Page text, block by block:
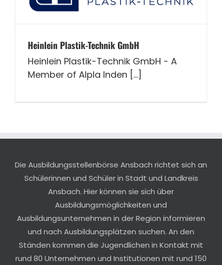
Heinlein Plastik-Technik GmbH
Heinlein Plastik-Technik GmbH - A
Member of Alpla Inden [...]
Die Ausbildungsstellenbörse Ansbach richtet sich an
Schülerinnen und Schüler in Stadt und Landkreis
Ansbach. Hier können sie sich über
Ausbildungsmöglichkeiten und
Ausbildungsunternehmen in der Region informieren
und nach Ausbildungsplätzen suchen. An den
Ständen kommen die Jugendlichen in Kontakt mit
rund 80 Unternehmen und Institutionen mit rund 150